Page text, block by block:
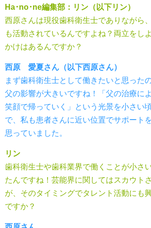
Ha･no･ne編集部：リン（以下リン）
西原さんは現役歯科衛生士でありながら
も活動されているんですよね？両立をし
かけはあるんですか？
西原 愛夏さん（以下西原さん）
まず歯科衛生士として働きたいと思った
父の影響が大きいですね！「父の治療に
笑顔で帰っていく」という光景を小さい
で、私も患者さんに近い位置でサポート
思っていました。
リン
歯科衛生士や歯科業界で働くことが小さ
たんですね！芸能界に関してはスカウト
が、そのタイミングでタレント活動にも
ですか？